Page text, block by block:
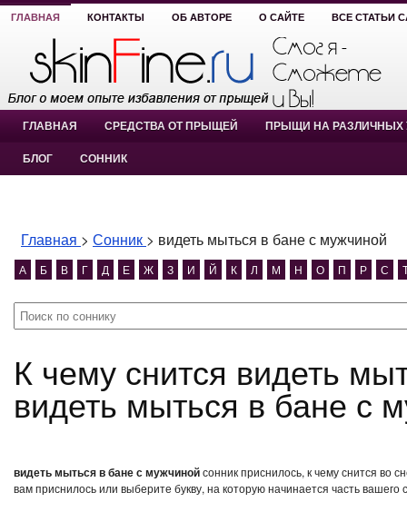
ГЛАВНАЯ КОНТАКТЫ ОБ АВТОРЕ О САЙТЕ ВСЕ СТАТЬИ
ГЛАВНАЯ СРЕДСТВА ОТ ПРЫЩЕЙ ПРЫЩИ НА РАЗЛИЧНЫХ
БЛОГ СОННИК
Главная > Сонник > видеть мыться в бане с мужчиной
А Б В Г Д Е Ж З И Й К Л М Н О П Р С
К чему снится видеть мыться в бане с мужчиной?
видеть мыться в бане с
видеть мыться в бане с мужчинойсонник приснилось, к чему снится во
вам приснилось или выберите букву, на которую начинается часть вашего